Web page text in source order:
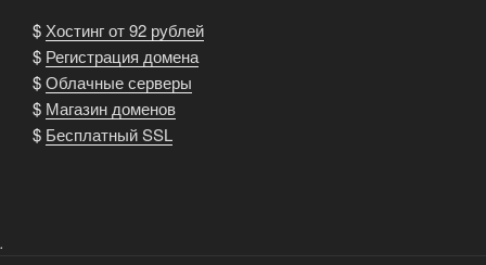
$Хостинг от 92 рублей
$ Регистрация домена
$Облачные серверы
$ Магазин доменов
$ Бесплатный SSL
.